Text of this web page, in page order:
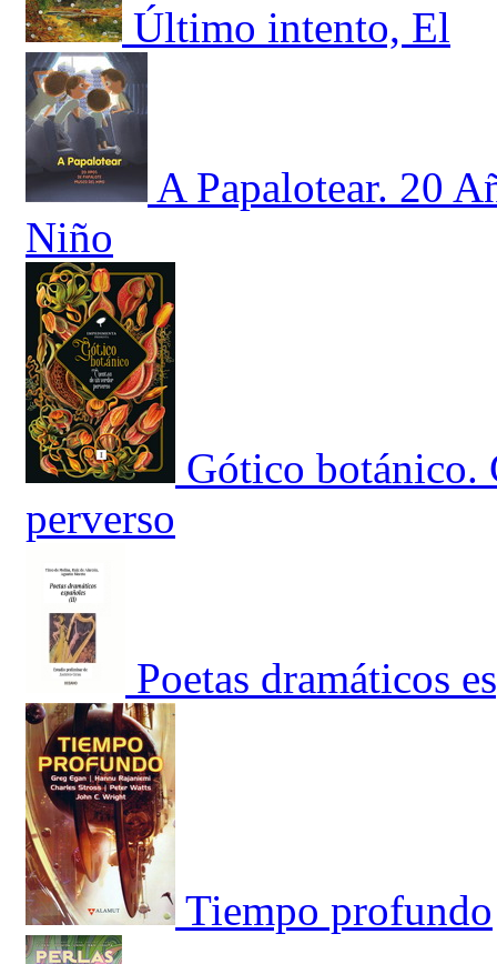
Último intento, El
A Papalotear. 20
Niño
Gótico botánico.
perverso
Poetas dramáticos
Tiempo profundo